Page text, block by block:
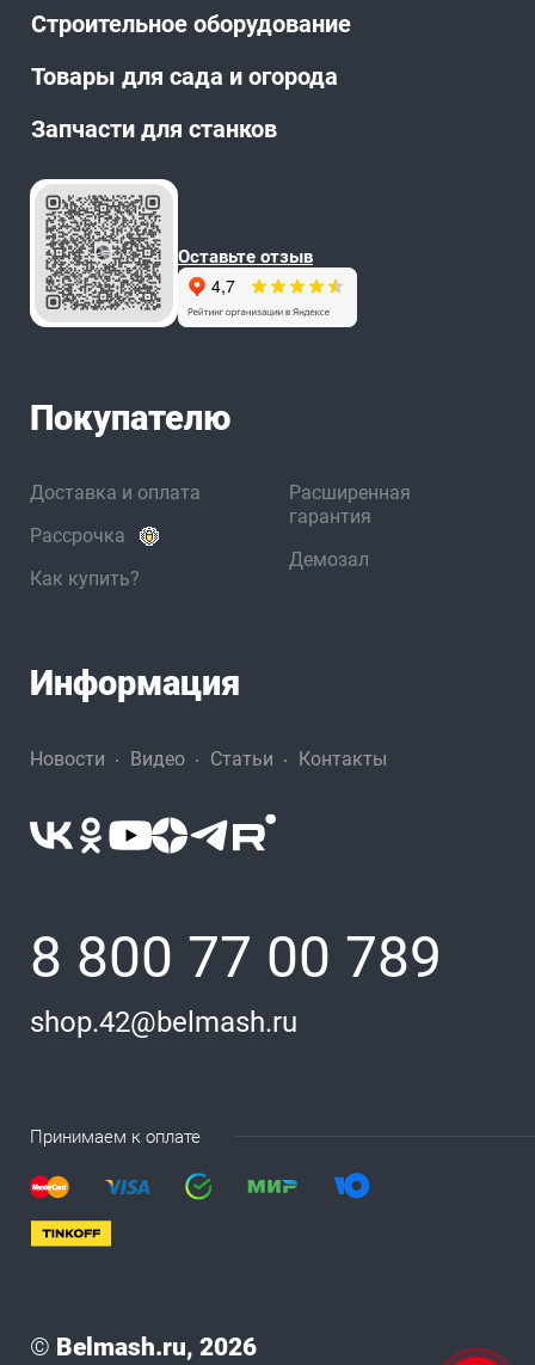
Строительное оборудование
Товары для сада и огорода
Запчасти для станков
Оставьте отзыв
Покупателю
Доставка и оплата
Рассрочка
Как купить?
Расширенная
гарантия
Демозал
Информация
Новости Видео Статьи Контакты
8 800 77 00 789
shop.42@belmash.ru
Принимаем к оплате
© Belmash.ru, 2026